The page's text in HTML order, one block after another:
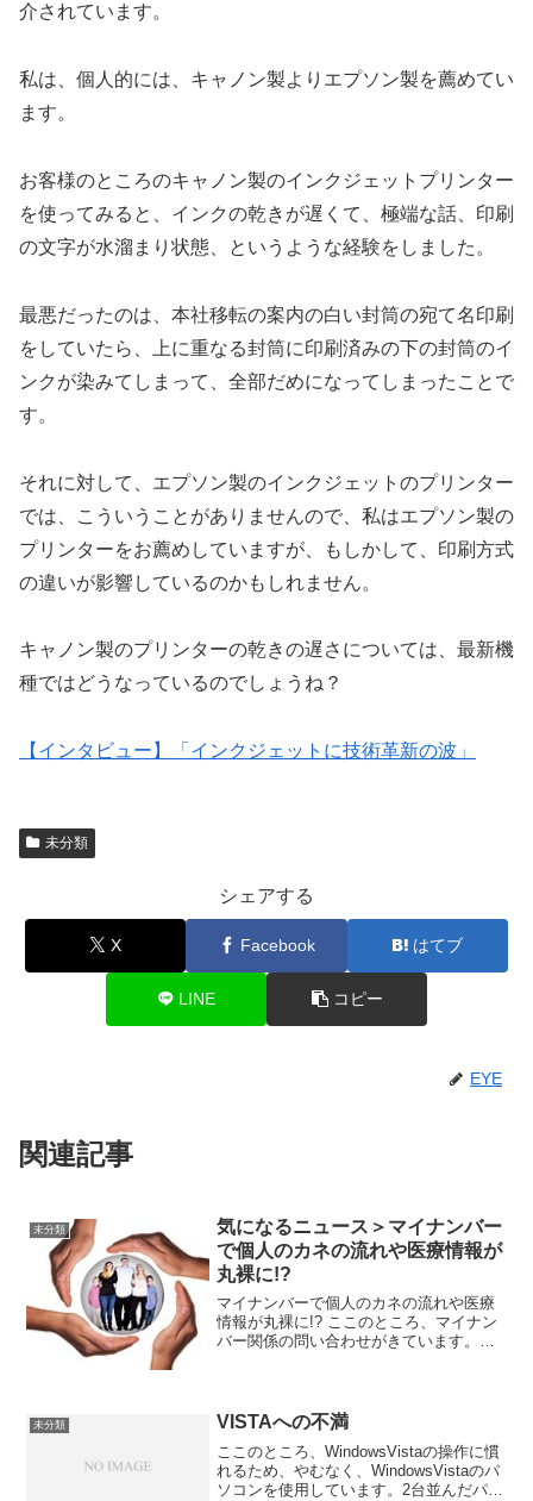
介されています。
私は、個人的には、キャノン製よりエプソン製を薦めてい
ます。
お客様のところのキャノン製のインクジェットプリンター
を使ってみると、インクの乾きが遅くて、極端な話、印刷
の文字が水溜まり状態、というような経験をしました。
最悪だったのは、本社移転の案内の白い封筒の宛て名印刷
をしていたら、上に重なる封筒に印刷済みの下の封筒のイ
ンクが染みてしまって、全部だめになってしまったことで
す。
それに対して、エプソン製のインクジェットのプリンター
では、こういうことがありませんので、私はエプソン製の
プリンターをお薦めしていますが、もしかして、印刷方式
の違いが影響しているのかもしれません。
キャノン製のプリンターの乾きの遅さについては、最新機
種ではどうなっているのでしょうね？
【インタビュー】「インクジェットに技術革新の波」
未分類
シェアする
X Facebook はてブ
LINE コピー
EYE
関連記事
未分類
気になるニュース＞マイナンバー
で個人のカネの流れや医療情報が
丸裸に!?
マイナンバーで個人のカネの流れや医療
情報が丸裸に!? ここのところ、マイナン
バー関係の問い合わせがきています。
感的に感じますが、...
未分類 VISTAへの不満
ここのところ、WindowsVistaの操作に慣
れるため、やむなく、WindowsVistaのパ
ソコンを使用しています。2台並んだパソ